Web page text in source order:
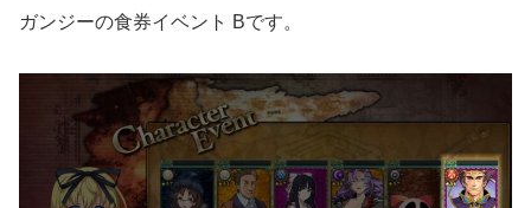
ガンジーの食券イベント Bです。